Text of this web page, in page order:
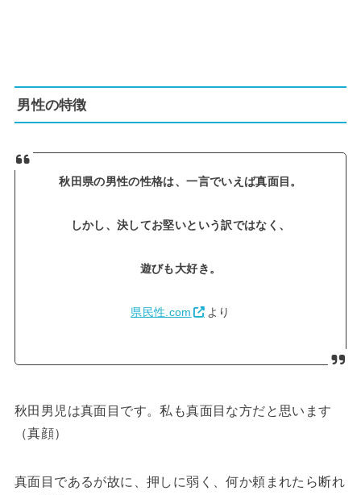
男性の特徴
秋田県の男性の性格は、一言でいえば真面目。
しかし、決してお堅いという訳ではなく、
遊びも大好き。
県民性.com より
秋田男児は真面目です。私も真面目な方だと思います
（真顔）
真面目であるが故に、押しに弱く、何か頼まれたら断れ